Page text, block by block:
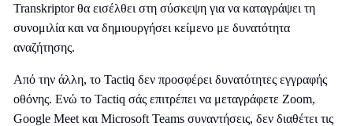
Transkriptor θα εισέλθει στη σύσκεψη για να καταγράψει τη
συνομιλία και να δημιουργήσει κείμενο με δυνατότητα
αναζήτησης.
Από την άλλη, το Tactiq δεν προσφέρει δυνατότητες εγγραφής
οθόνης. Ενώ το Tactiq σάς επιτρέπει να μεταγράφετε Zoom,
Google Meet και Microsoft Teams συναντήσεις, δεν διαθέτει τις